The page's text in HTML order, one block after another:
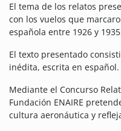
El tema de los relatos
con los vuelos que
española entre 1926 y
El texto presentado
inédita, escrita en español.
Mediante el Concurso
Fundación ENAIRE
cultura aeronáutica y